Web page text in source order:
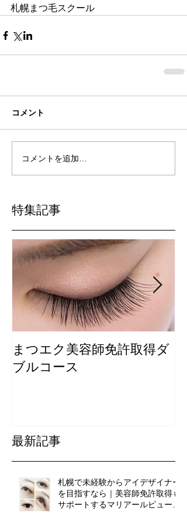
札幌まつ毛スクール
コメント
コメントを追加…
特集記事
まつエク美容師免許取得ダ
ブルコース
最新記事
札幌で未経験からアイデザイナー
を目指すなら｜美容師免許取得も
サポートするマリアールビューテ